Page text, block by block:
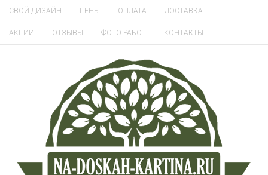
СВОЙ ДИЗАЙН ЦЕНЫ ОПЛАТА ДОСТАВКА
АКЦИИ ОТЗЫВЫ ФОТО РАБОТ КОНТАКТЫ